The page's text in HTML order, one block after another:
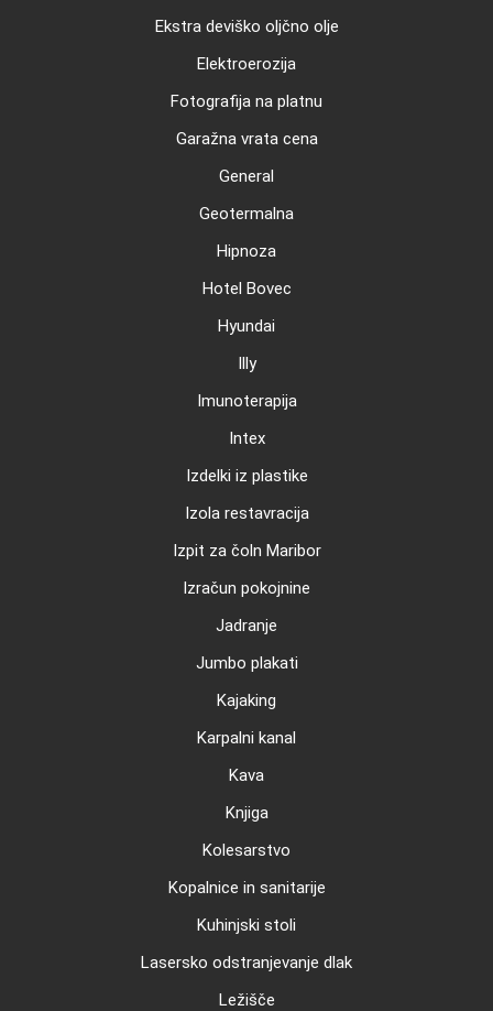
Ekstra deviško oljčno olje
Elektroerozija
Fotografija na platnu
Garažna vrata cena
General
Geotermalna
Hipnoza
Hotel Bovec
Hyundai
Illy
Imunoterapija
Intex
Izdelki iz plastike
Izola restavracija
Izpit za čoln Maribor
Izračun pokojnine
Jadranje
Jumbo plakati
Kajaking
Karpalni kanal
Kava
Knjiga
Kolesarstvo
Kopalnice in sanitarije
Kuhinjski stoli
Lasersko odstranjevanje dlak
Ležišče